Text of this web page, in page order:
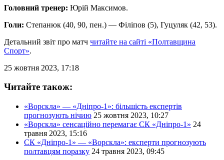
Головний тренер: Юрій Максимов.
Голи: Степанюк (40, 90, пен.) — Філіпов (5), Гуцуляк (42, 53).
Детальний звіт про матч читайте на сайті «Полтавщина
Спорт».
25 жовтня 2023, 17:18
Читайте також:
«Ворскла» — «Дніпро-1»: більшість експертів
прогнозують нічию 25 жовтня 2023, 10:27
«Ворскла» сенсаційно перемагає СК «Дніпро-1» 24
травня 2023, 15:16
СК «Дніпро-1» — «Ворскла»: експерти прогнозують
полтавцям поразку 24 травня 2023, 09:45